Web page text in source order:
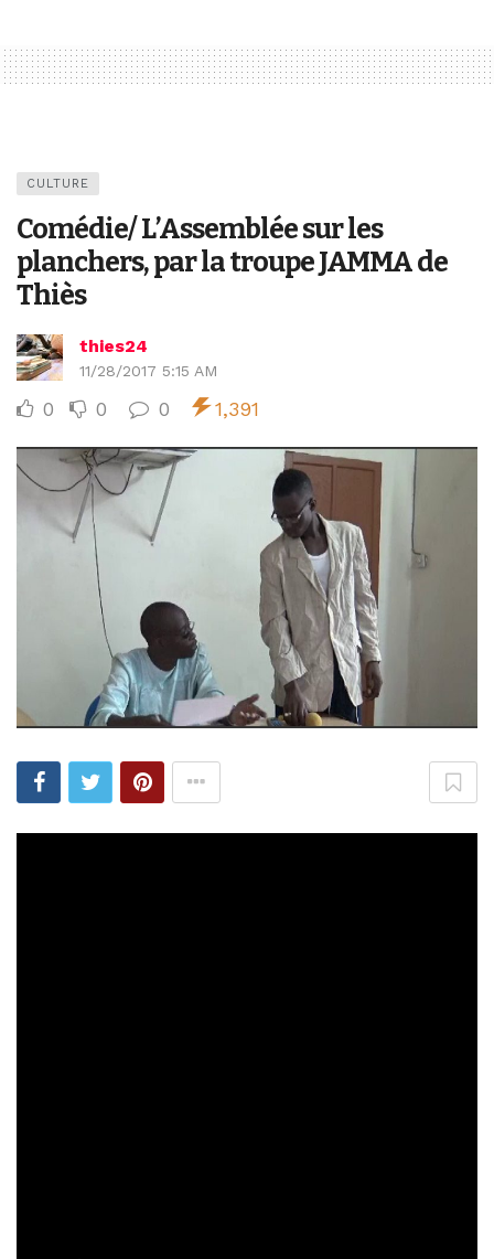
CULTURE
Comédie/ L’Assemblée sur les
planchers, par la troupe JAMMA de
Thiès
thies24
11/28/2017 5:15 AM
0 0 0 1,391